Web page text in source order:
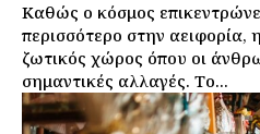
Καθώς ο κόσμος
περισσότερο στην αειφορία,
ζωτικός χώρος όπου οι
σημαντικές αλλαγές. Το...